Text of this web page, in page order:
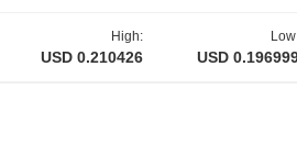
High:
USD 0.210426 USD
は2021年6月にLUKSO Testnetとして知
ち上げ、開発者がプラットフォームの機